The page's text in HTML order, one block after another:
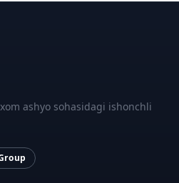
ashyo sohasidagi ishonchli